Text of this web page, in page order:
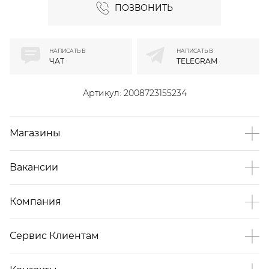
ПОЗВОНИТЬ
Артикул: 2008723155234
НАПИСАТЬ В
ЧАТ
НАПИСАТЬ В
TELEGRAM
Магазины
Вакансии
Компания
Сервис Клиентам